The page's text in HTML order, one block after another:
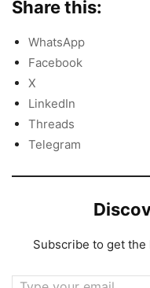
Share this:
WhatsApp
Facebook
X
LinkedIn
Threads
Telegram
Subscribe to get
Type your email…